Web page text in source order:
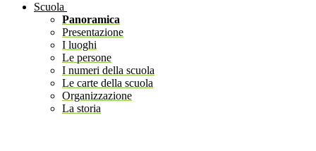
Scuola
Panoramica
Presentazione
I luoghi
Le persone
I numeri della scuola
Le carte della scuola
Organizzazione
La storia